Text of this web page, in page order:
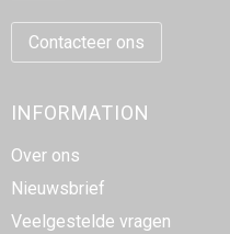
Contacteer ons
INFORMATION
Over ons
Nieuwsbrief
Veelgestelde vragen